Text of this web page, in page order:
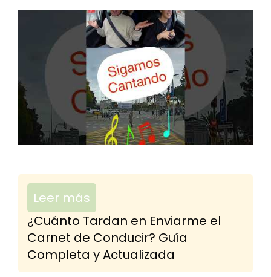
Leer más
¿Cuánto Tardan en Enviarme el
Carnet de Conducir? Guía
Completa y Actualizada